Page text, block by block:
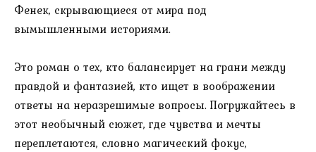
Фенек, скрывающиеся от мира под
вымышленными историями.
Это роман о тех, кто балансирует на грани между
правдой и фантазией, кто ищет в воображении
ответы на неразрешимые вопросы. Погружайтесь в
этот необычный сюжет, где чувства и мечты
переплетаются, словно магический фокус,